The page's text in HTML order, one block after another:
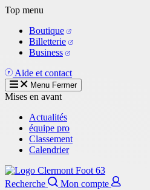
Aller
contenu
principal
Top menu
Boutique
Billetterie
Business
Aide et contact
Menu Fermer
Mises en avant
Actualités
équipe pro
Classement
Calendrier
Recherche
Mon compte